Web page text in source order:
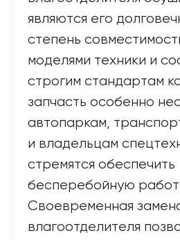
являются его
степень
моделями техники и
строгим стандартам
запчасть особенно
автопаркам,
и владельцам
стремятся обеспечить
бесперебойную
Своевременная
влагоотделителя